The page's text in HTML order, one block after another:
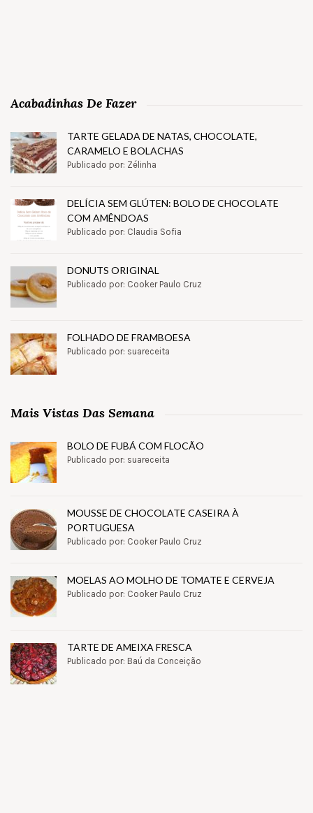
Acabadinhas De Fazer
TARTE GELADA DE NATAS, CHOCOLATE,
CARAMELO E BOLACHAS
Publicado por: Zélinha
DELÍCIA SEM GLÚTEN: BOLO DE CHOCOLATE
COM AMÊNDOAS
Publicado por: Claudia Sofia
DONUTS ORIGINAL
Publicado por: Cooker Paulo Cruz
FOLHADO DE FRAMBOESA
Publicado por: suareceita
Mais Vistas Das Semana
BOLO DE FUBÁ COM FLOCÃO
Publicado por: suareceita
MOUSSE DE CHOCOLATE CASEIRA À
PORTUGUESA
Publicado por: Cooker Paulo Cruz
MOELAS AO MOLHO DE TOMATE E CERVEJA
Publicado por: Cooker Paulo Cruz
TARTE DE AMEIXA FRESCA
Publicado por: Baú da Conceição